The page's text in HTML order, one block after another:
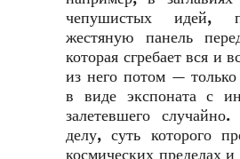
чепушистых идей,
жестяную панель
которая сгребает вся и
из него потом —
в виде экспоната с
залетевшего
делу, суть которого
космических пределах и